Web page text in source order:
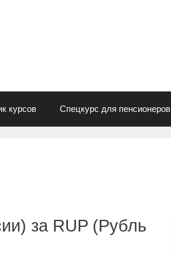
курсов Спецкурс для пенсионеров
за RUP (Рубль